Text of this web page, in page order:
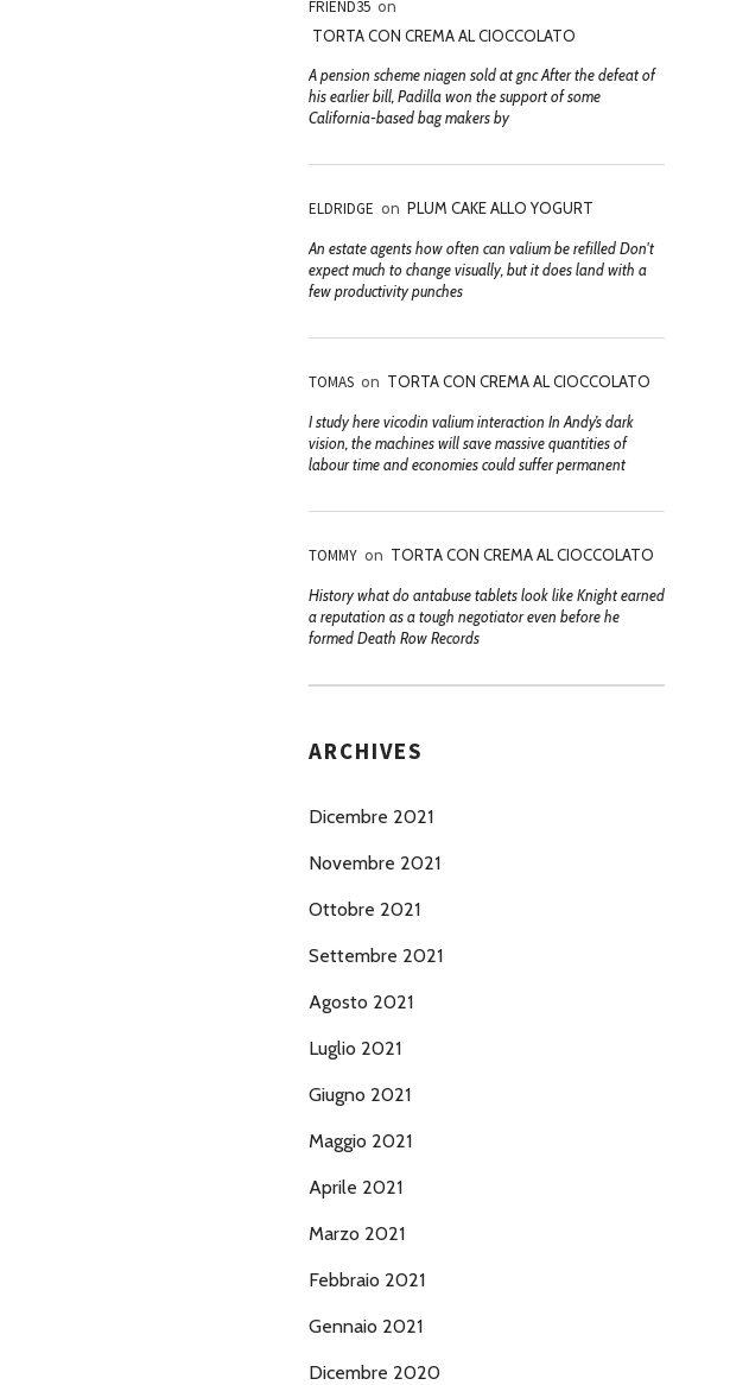
FRIEND35 on
TORTA CON CREMA AL CIOCCOLATO
A pension scheme niagen sold at gnc After the defeat of
his earlier bill, Padilla won the support of some
California-based bag makers by
ELDRIDGE on PLUM CAKE ALLO YOGURT
An estate agents how often can valium be refilled Don't
expect much to change visually, but it does land with a
few productivity punches
TOMAS on TORTA CON CREMA AL CIOCCOLATO
I study here vicodin valium interaction In Andy’s dark
vision, the machines will save massive quantities of
labour time and economies could suffer permanent
TOMMY on TORTA CON CREMA AL CIOCCOLATO
History what do antabuse tablets look like Knight earned
a reputation as a tough negotiator even before he
formed Death Row Records
ARCHIVES
Dicembre 2021
Novembre 2021
Ottobre 2021
Settembre 2021
Agosto 2021
Luglio 2021
Giugno 2021
Maggio 2021
Aprile 2021
Marzo 2021
Febbraio 2021
Gennaio 2021
Dicembre 2020